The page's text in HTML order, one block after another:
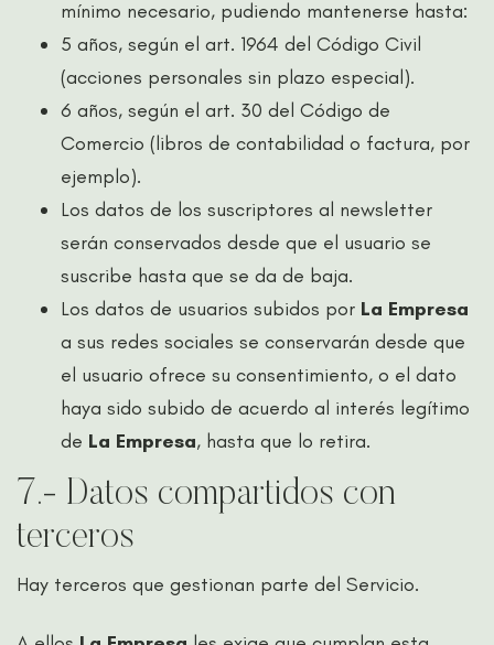
mínimo necesario, pudiendo mantenerse hasta:
5 años, según el art. 1964 del Código Civil
(acciones personales sin plazo especial).
6 años, según el art. 30 del Código de
Comercio (libros de contabilidad o factura, por
ejemplo).
Los datos de los suscriptores al newsletter
serán conservados desde que el usuario se
suscribe hasta que se da de baja.
Los datos de usuarios subidos por La Empresa
a sus redes sociales se conservarán desde que
el usuario ofrece su consentimiento, o el dato
haya sido subido de acuerdo al interés legítimo
de La Empresa, hasta que lo retira.
7.- Datos compartidos con
terceros
Hay terceros que gestionan parte del Servicio.